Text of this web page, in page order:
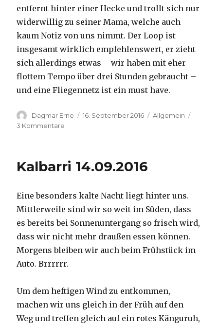
entfernt hinter einer Hecke und trollt sich nur
widerwillig zu seiner Mama, welche auch
kaum Notiz von uns nimmt. Der Loop ist
insgesamt wirklich empfehlenswert, er zieht
sich allerdings etwas – wir haben mit eher
flottem Tempo über drei Stunden gebraucht –
und eine Fliegennetz ist ein must have.
Autor
Dagmar Erne
Veröffentlicht
16. September 2016 Kategorien
Allgemein
3 Kommentare
Kalbarri 14.09.2016
Eine besonders kalte Nacht liegt hinter uns.
Mittlerweile sind wir so weit im Süden, dass
es bereits bei Sonnenuntergang so frisch wird,
dass wir nicht mehr draußen essen können.
Morgens bleiben wir auch beim Frühstück im
Auto. Brrrrrr.
Um dem heftigen Wind zu entkommen,
machen wir uns gleich in der Früh auf den
Weg und treffen gleich auf ein rotes Känguruh,